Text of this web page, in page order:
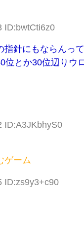
ID:bwtCti6z0
針にもならんっ
とか30位辺りウ
ID:A3JKbhyS0
ゲーム
ID:zs9y3+c90